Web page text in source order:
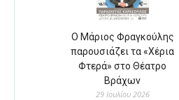
Ο Μάριος Φραγκούλης
παρουσιάζει τα «Χέρια
Φτερά» στο Θέατρο
Βράχων
29 Ιουλίου 2026